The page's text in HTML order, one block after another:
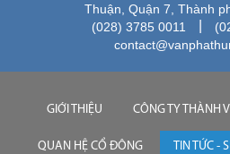
Thuận, Quận 7, Thành
(028) 3785 0011
GIỚI THIỆU CÔNG TY THÀNH
QUAN HỆ CỔ ĐÔNG TIN TỨC -